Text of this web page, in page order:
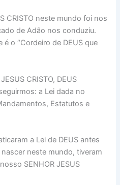
CRISTO neste mundo foi nos
de Adão nos conduziu.
é o “Cordeiro de DEUS que
CRISTO, DEUS
a Lei dada no
Estatutos e
a Lei de DEUS antes
nascer neste mundo, tiveram
SENHOR JESUS